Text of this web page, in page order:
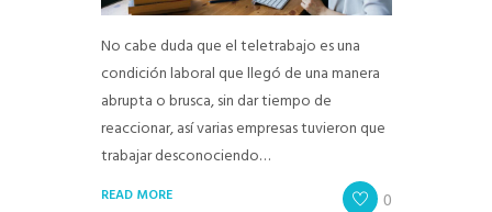
No cabe duda que el teletrabajo es una
condición laboral que llegó de una manera
abrupta o brusca, sin dar tiempo de
reaccionar, así varias empresas tuvieron que
trabajar desconociendo…
READ MORE 0